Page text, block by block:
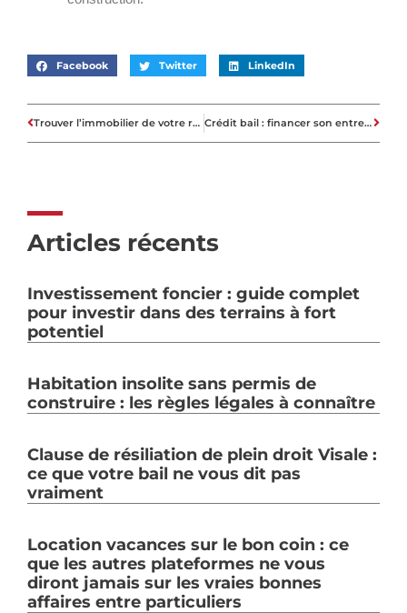
Facebook Twitter LinkedIn
Trouver l’immobilier de votre rêve à Bastia Crédit bail : financer son entreprise grâce au crédit bail
Articles récents
Investissement foncier : guide complet
pour investir dans des terrains à fort
potentiel
Habitation insolite sans permis de
construire : les règles légales à connaître
Clause de résiliation de plein droit Visale :
ce que votre bail ne vous dit pas
vraiment
Location vacances sur le bon coin : ce
que les autres plateformes ne vous
diront jamais sur les vraies bonnes
affaires entre particuliers